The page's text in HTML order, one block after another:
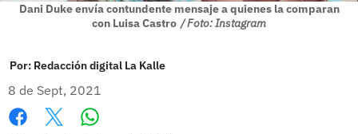
Dani Duke envía contundente mensaje a quienes la comparan
con Luisa Castro / Foto: Instagram
Por: Redacción digital La Kalle
8 de Sept, 2021